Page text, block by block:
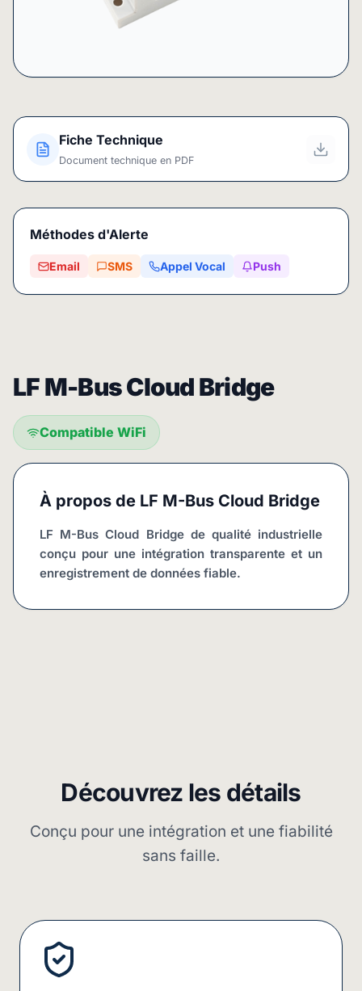
Fiche Technique
Document technique en PDF
Méthodes d'Alerte
Email SMS Appel Vocal Push
LF M-Bus Cloud Bridge
Compatible WiFi
À propos de LF M-Bus Cloud Bridge
LF M-Bus Cloud Bridge de qualité industrielle
conçu pour une intégration transparente et un
enregistrement de données fiable.
Découvrez les détails
Conçu pour une intégration et une fiabilité
sans faille.